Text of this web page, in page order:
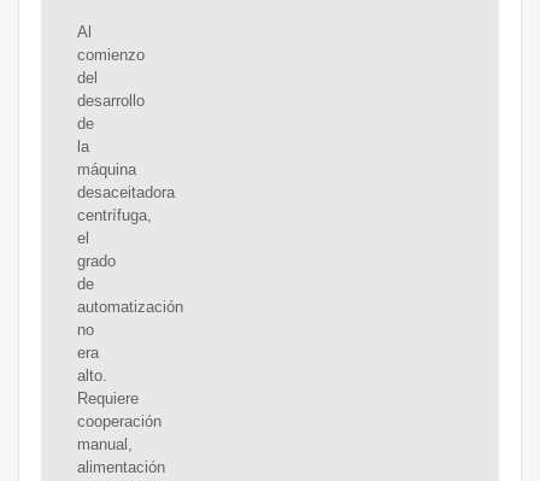
Al
comienzo
del
desarrollo
de
la
máquina
desaceitadora
centrífuga,
el
grado
de
automatización
no
era
alto.
Requiere
cooperación
manual,
alimentación